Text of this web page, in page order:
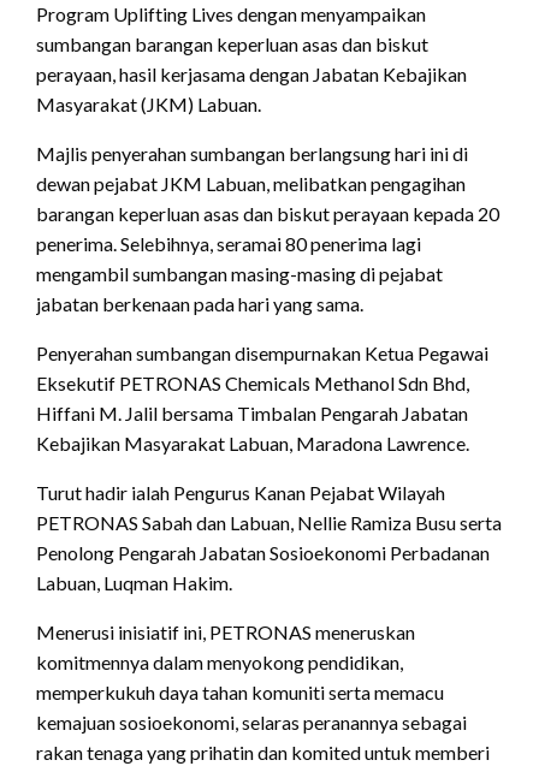
Program Uplifting Lives dengan menyampaikan
sumbangan barangan keperluan asas dan biskut
perayaan, hasil kerjasama dengan Jabatan Kebajikan
Masyarakat (JKM) Labuan.
Majlis penyerahan sumbangan berlangsung hari ini di
dewan pejabat JKM Labuan, melibatkan pengagihan
barangan keperluan asas dan biskut perayaan kepada 20
penerima. Selebihnya, seramai 80 penerima lagi
mengambil sumbangan masing-masing di pejabat
jabatan berkenaan pada hari yang sama.
Penyerahan sumbangan disempurnakan Ketua Pegawai
Eksekutif PETRONAS Chemicals Methanol Sdn Bhd,
Hiffani M. Jalil bersama Timbalan Pengarah Jabatan
Kebajikan Masyarakat Labuan, Maradona Lawrence.
Turut hadir ialah Pengurus Kanan Pejabat Wilayah
PETRONAS Sabah dan Labuan, Nellie Ramiza Busu serta
Penolong Pengarah Jabatan Sosioekonomi Perbadanan
Labuan, Luqman Hakim.
Menerusi inisiatif ini, PETRONAS meneruskan
komitmennya dalam menyokong pendidikan,
memperkukuh daya tahan komuniti serta memacu
kemajuan sosioekonomi, selaras peranannya sebagai
rakan tenaga yang prihatin dan komited untuk memberi